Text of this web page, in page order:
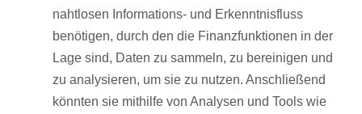
nahtlosen Informations- und Erkenntnisfluss
benötigen, durch den die Finanzfunktionen in der
Lage sind, Daten zu sammeln, zu bereinigen und
zu analysieren, um sie zu nutzen. Anschließend
könnten sie mithilfe von Analysen und Tools wie